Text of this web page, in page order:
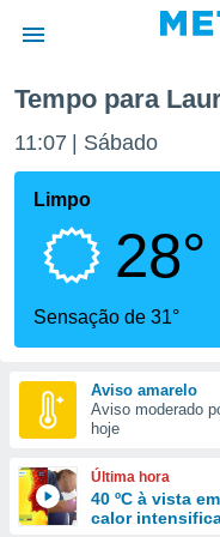
da
foi
fornecidas
a este
das
e
forma
digital
Tempo para
11:07 Sábado
Limpo
28°
Sensação de 31°
Aviso amarelo
Aviso moderado
hoje
Última hora
40 ºC à vista
calor